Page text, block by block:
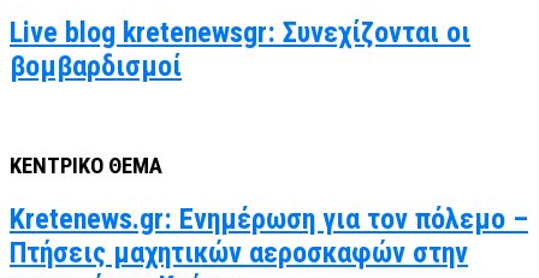
Live blog kretenewsgr: Συνεχίζονται οι
βομβαρδισμοί
ΚΕΝΤΡΙΚΟ ΘΕΜΑ
Kretenews.gr: Ενημέρωση για τον πόλεμο –
Πτήσεις μαχητικών αεροσκαφών στην